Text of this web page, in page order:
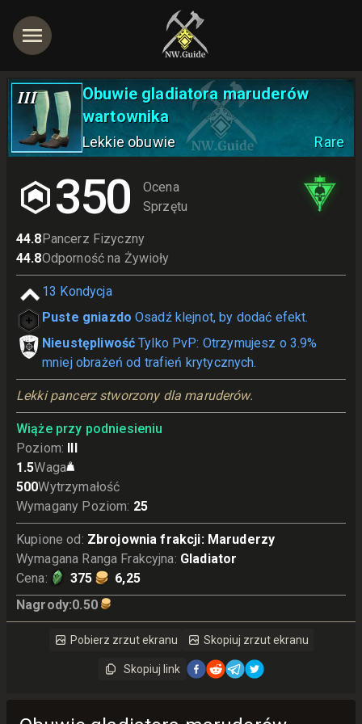
III
Obuwie gladiatora maruderów
wartownika
Lekkie obuwie Rare
350
Ocena
Sprzętu
44.8Pancerz Fizyczny
44.8Odporność na Żywioły
13 Kondycja
Puste gniazdo Osadź klejnot, by dodać efekt.
Nieustępliwość Tylko PvP: Otrzymujesz o 3.9%
mniej obrażeń od trafień krytycznych.
Lekki pancerz stworzony dla maruderów.
Wiąże przy podniesieniu
Poziom: III
1.5Waga
500Wytrzymałość
Wymagany Poziom: 25
Kupione od: Zbrojownia frakcji: Maruderzy
Wymagana Ranga Frakcyjna: Gladiator
Cena: 375
6,25
Nagrody:0.50
Pobierz zrzut ekranu Skopiuj zrzut ekranu
Skopiuj link